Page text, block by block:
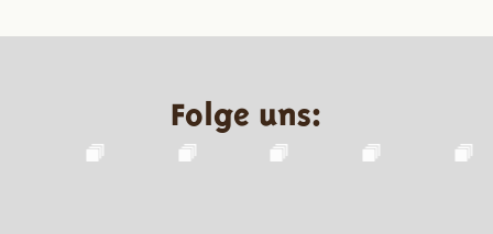
Folge uns: